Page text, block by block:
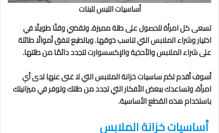
أساسيات اللبس للبنات
تسعى كل امرأة للحصول على طلة مميزة. وتقضي وقتًا طويلًا في
اختيار وشراء الملابس التي تناسب ذوقها. وبالطبع تنفق أموالًا طائلة
على شراء الملابس والأحذية والإكسسوارت لتجدد دائمًا من طلتها.
أسوف أقدم لكم ساسيات خزانة الملابس التي لا غنى عنها لدى أي
امرأة، وتساعدك ببعض الأفكار التي تجدد من طلتك وتوفر في ميزانيتك
باستخدام هذه القطع الأساسية.
أساسيات خزانة الملابس